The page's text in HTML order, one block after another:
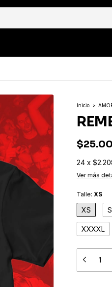
Inicio >
24 x
Ver más
Talle: XS
XS S
XXXXL